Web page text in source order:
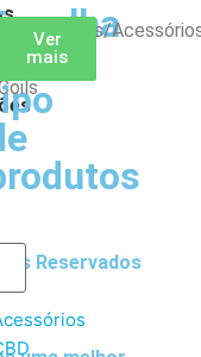
Arame
Ver
mais
Algodão
Ver
mais
Ferramentas/
Ver
mais
Reservados